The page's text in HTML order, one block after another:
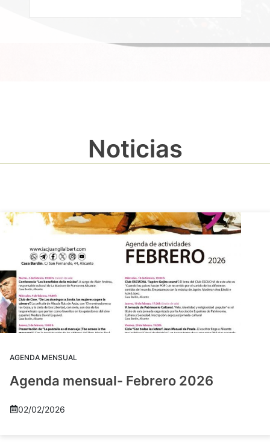
Noticias
AGENDA MENSUAL
Agenda mensual- Febrero 2026
02/02/2026